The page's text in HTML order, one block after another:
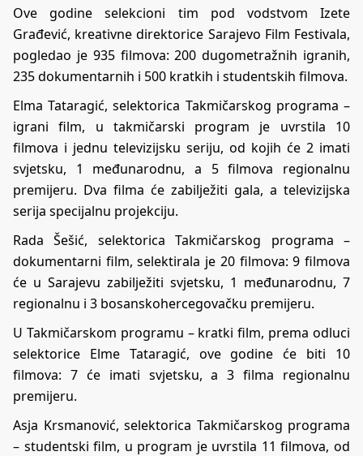
Ove godine selekcioni tim pod vodstvom Izete
Građević, kreativne direktorice Sarajevo Film Festivala,
pogledao je 935 filmova: 200 dugometražnih igranih,
235 dokumentarnih i 500 kratkih i studentskih filmova.
Elma Tataragić, selektorica Takmičarskog programa –
igrani film, u takmičarski program je uvrstila 10
filmova i jednu televizijsku seriju, od kojih će 2 imati
svjetsku, 1 međunarodnu, a 5 filmova regionalnu
premijeru. Dva filma će zabilježiti gala, a televizijska
serija specijalnu projekciju.
Rada Šešić, selektorica Takmičarskog programa –
dokumentarni film, selektirala je 20 filmova: 9 filmova
će u Sarajevu zabilježiti svjetsku, 1 međunarodnu, 7
regionalnu i 3 bosanskohercegovačku premijeru.
U Takmičarskom programu – kratki film, prema odluci
selektorice Elme Tataragić, ove godine će biti 10
filmova: 7 će imati svjetsku, a 3 filma regionalnu
premijeru.
Asja Krsmanović, selektorica Takmičarskog programa
– studentski film, u program je uvrstila 11 filmova, od